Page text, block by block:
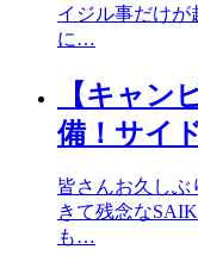
イジル事だけが
に…
【キャン
備！サイ
皆さんお久しぶ
きて残念な
も…